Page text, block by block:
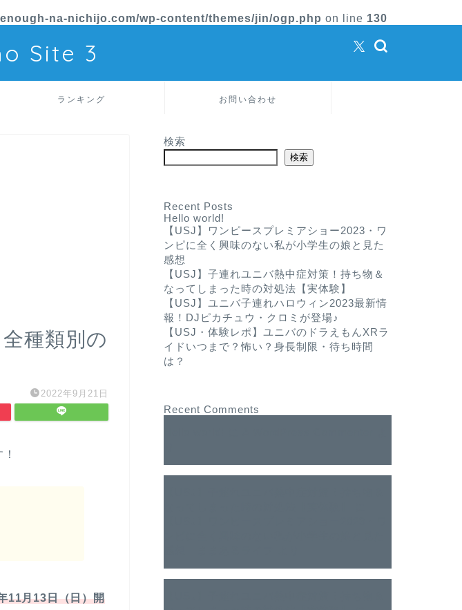
na-nichijo.com/wp-content/themes/jin/ogp.php on line 130
Site 3
ランキング お問い合わせ
種類別の
2022年9月21日
11月13日（日）開
検索
検索
Recent Posts
Hello world!
【USJ】ワンピースプレミアショー2023・ワ
ンピに全く興味のない私が小学生の娘と見た
感想
【USJ】子連れユニバ熱中症対策！持ち物＆
なってしまった時の対処法【実体験】
【USJ】ユニバ子連れハロウィン2023最新情
報！DJピカチュウ・クロミが登場♪
【USJ・体験レポ】ユニバのドラえもんXRラ
イドいつまで？怖い？身長制限・待ち時間
は？
Recent Comments